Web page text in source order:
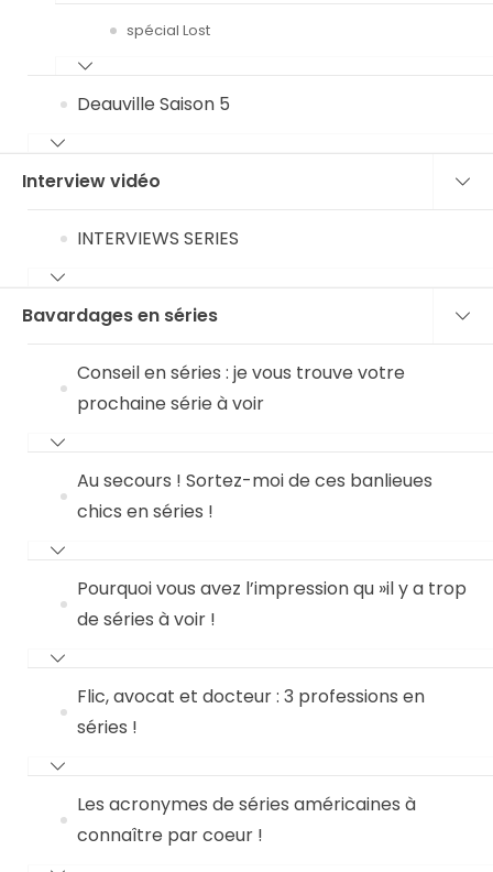
spécial Lost
Deauville Saison 5
Interview vidéo
INTERVIEWS SERIES
Bavardages en séries
Conseil en séries : je vous trouve votre
prochaine série à voir
Au secours ! Sortez-moi de ces banlieues
chics en séries !
Pourquoi vous avez l’impression qu »il y a trop
de séries à voir !
Flic, avocat et docteur : 3 professions en
séries !
Les acronymes de séries américaines à
connaître par coeur !